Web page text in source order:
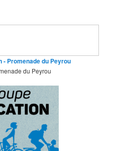
- Promenade du Peyrou
du Peyrou